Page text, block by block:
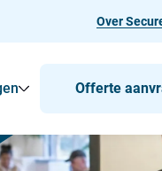
Over
Man-down & BHV Alarmering
Submenu voor Voor wie
Toon Offerte